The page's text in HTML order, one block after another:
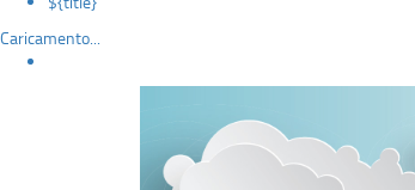
Caricamento...